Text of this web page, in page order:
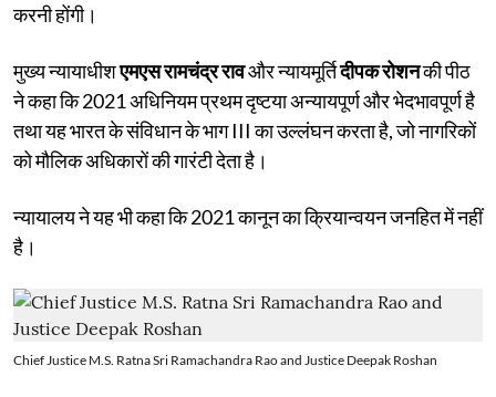
करनी होंगी।
मुख्य न्यायाधीशएमएस रामचंद्र रावऔर न्यायमूर्तिदीपक रोशनकी पीठ
ने कहा कि 2021 अधिनियम प्रथम दृष्टया अन्यायपूर्ण और भेदभावपूर्ण है
तथा यह भारत के संविधान के भाग III का उल्लंघन करता है, जो नागरिकों
को मौलिक अधिकारों की गारंटी देता है।
न्यायालय ने यह भी कहा कि 2021 कानून का क्रियान्वयन जनहित में नहीं
है।
Chief Justice M.S. Ratna Sri Ramachandra Rao and Justice Deepak Roshan